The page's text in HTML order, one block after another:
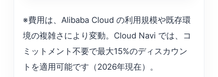
※費用は、Alibaba Cloud の利用規模や既存環
境の複雑さにより変動。Cloud Navi では、コ
ミットメント不要で最大15%のディスカウン
トを適用可能です（2026年現在）。